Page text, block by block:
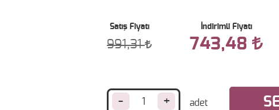
Satış Fiyatı
991,31
İndirimli Fiyatı
743,48
- +